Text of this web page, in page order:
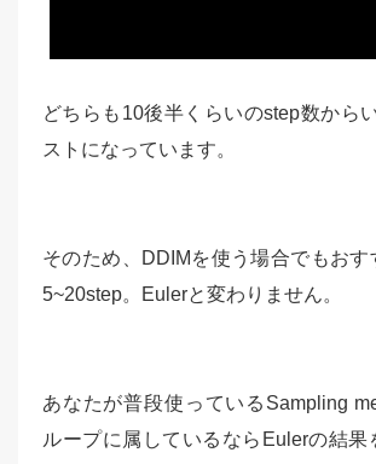
どちらも10後半くらいのstep数から
ストになっています。
そのため、DDIMを使う場合でもおす
5~20step。Eulerと変わりません。
あなたが普段使っているSampling
ループに属しているならEulerの結果